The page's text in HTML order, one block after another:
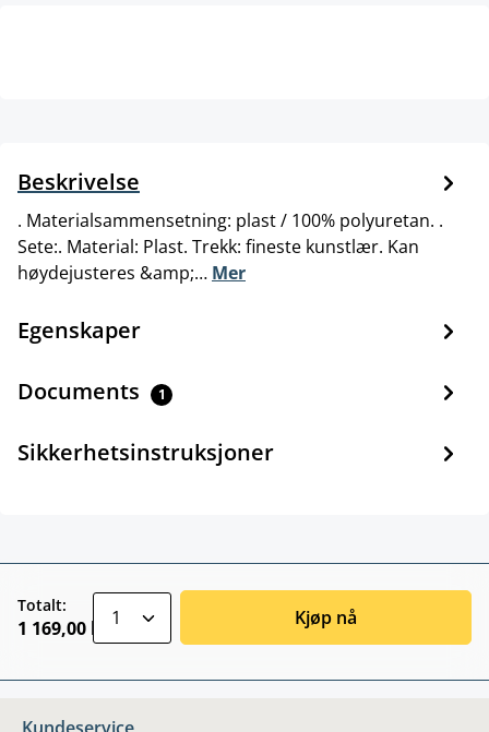
Beskrivelse
. Materialsammensetning: plast / 100% polyuretan. .
Sete:. Material: Plast. Trekk: fineste kunstlær. Kan
høydejusteres &amp;… Mer
Egenskaper
Documents 1
Sikkerhetsinstruksjoner
Totalt:
1 169,00 kr Kjøp nå